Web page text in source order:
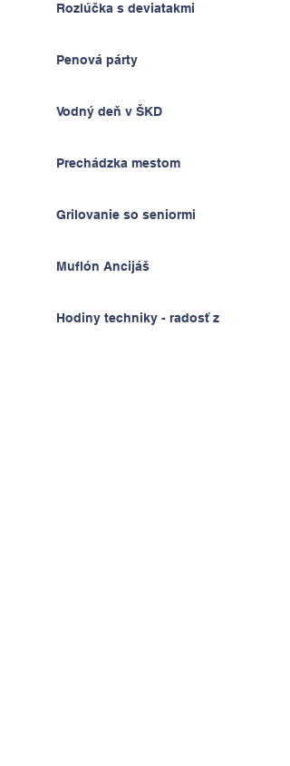
Rozlúčka s deviatakmi
Penová párty
Vodný deň v ŠKD
Prechádzka mestom
Grilovanie so seniormi
Muflón Ancijáš
Hodiny techniky - radosť z